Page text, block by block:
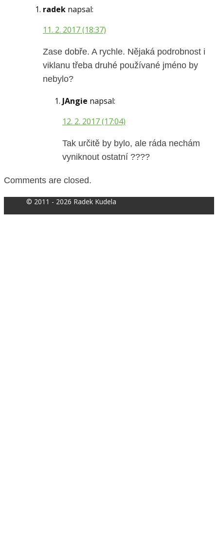
radek napsal:
11. 2. 2017 (18:37)
Zase dobře. A rychle. Nějaká podrobnost i
viklanu třeba druhé používané jméno by
nebylo?
JAngie napsal:
12. 2. 2017 (17:04)
Tak určitě by bylo, ale ráda nechám
vyniknout ostatní ????
Comments are closed.
© 2011 - 2026 Radek Kudela